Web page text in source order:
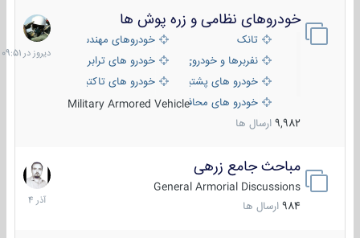
خودروهای نظامی و زره پوش ها
تانک
خودروهای مهندسی
نفربرها و خودروی های رزمی پیاده نظام
خودرو های ترابری نظامی
خودرو های پشتیبانی آتش ، شناسایی و ضد تانک
خودرو های تاکتیکی نظامی
خودرو های محافظت شدهMilitary Armored Vehicle
9,982 ارسال ها
دیروز
در
09:51
مباحث جامع زرهی
General Armorial Discussions
984 ارسال ها
7
آذر
1404